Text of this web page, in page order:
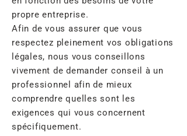
propre entreprise.
Afin de vous assurer que vous
respectez pleinement vos obligations
légales, nous vous conseillons
vivement de demander conseil à un
professionnel afin de mieux
comprendre quelles sont les
exigences qui vous concernent
spécifiquement.